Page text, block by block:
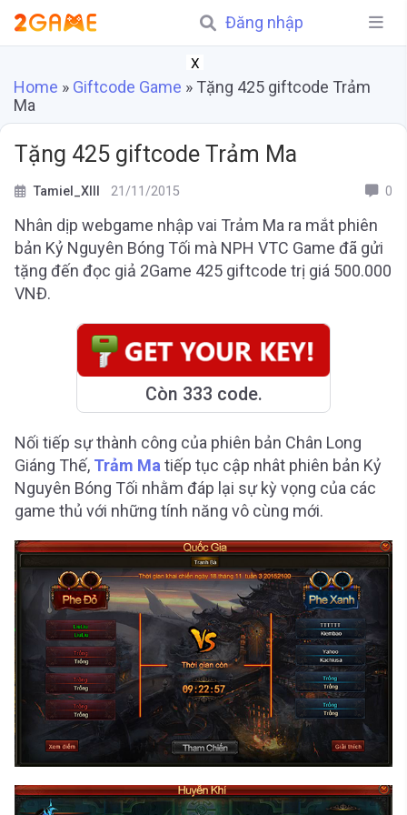
Đăng nhập
X
Home » Giftcode Game » Tặng 425 giftcode Trảm
Ma
Tặng 425 giftcode Trảm Ma
Tamiel_XIII 21/11/2015 0
Nhân dịp webgame nhập vai Trảm Ma ra mắt phiên
bản Kỷ Nguyên Bóng Tối mà NPH VTC Game đã gửi
tặng đến đọc giả 2Game 425 giftcode trị giá 500.000
VNĐ.
Còn 333 code.
Nối tiếp sự thành công của phiên bản Chân Long
Giáng Thế, Trảm Matiếp tục cập nhât phiên bản Kỷ
Nguyên Bóng Tối nhằm đáp lại sự kỳ vọng của các
game thủ với những tính năng vô cùng mới.